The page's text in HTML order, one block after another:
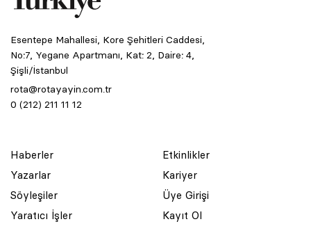
Esentepe Mahallesi, Kore Şehitleri Caddesi,
No:7, Yegane Apartmanı, Kat: 2, Daire: 4,
Şişli/İstanbul
rota@rotayayin.com.tr
0 (212) 211 11 12
Haberler
Yazarlar
Söyleşiler
Yaratıcı İşler
Etkinlikler
Kariyer
Üye Girişi
Kayıt Ol